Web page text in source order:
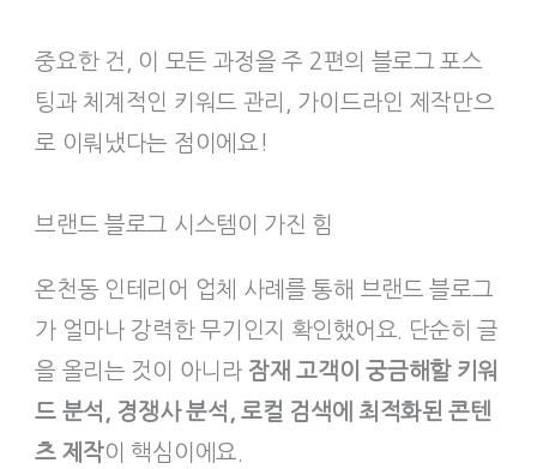
중요한 건, 이 모든 과정을 주 2편의 블로그 포스
팅과 체계적인 키워드 관리, 가이드라인 제작만으
로 이뤄냈다는 점이에요!
브랜드 블로그 시스템이 가진 힘
온천동 인테리어 업체 사례를 통해 브랜드 블로그
가 얼마나 강력한 무기인지 확인했어요. 단순히 글
을 올리는 것이 아니라 잠재 고객이 궁금해할 키워
드 분석, 경쟁사 분석, 로컬 검색에 최적화된 콘텐
츠 제작이 핵심이에요.